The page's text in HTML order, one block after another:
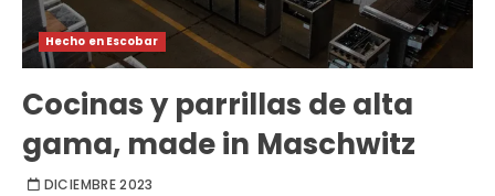
Hecho en Escobar
Cocinas y parrillas de alta
gama, made in Maschwitz
DICIEMBRE 2023